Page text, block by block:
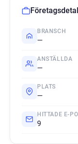
BRANSCH
—
ANSTÄLLDA
—
PLATS
—
HITTADE E-
9